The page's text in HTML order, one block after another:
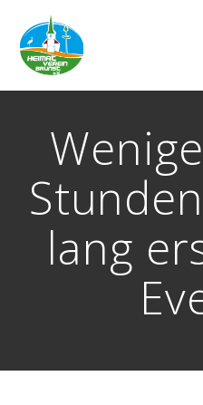
lang